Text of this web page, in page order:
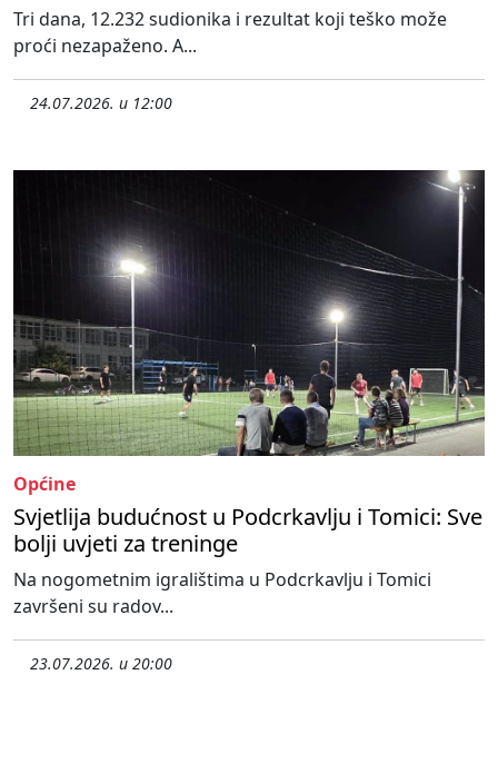
Tri dana, 12.232 sudionika i rezultat koji teško može
proći nezapaženo. A...
24.07.2026. u 12:00
Općine
Svjetlija budućnost u Podcrkavlju i Tomici: Sve
bolji uvjeti za treninge
Na nogometnim igralištima u Podcrkavlju i Tomici
završeni su radov...
23.07.2026. u 20:00